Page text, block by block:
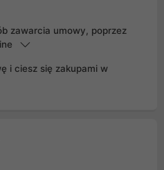
zawarcia umowy, poprzez
i ciesz się zakupami w